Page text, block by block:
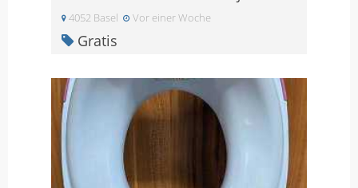
4052 Basel Vor einer Woche
Gratis